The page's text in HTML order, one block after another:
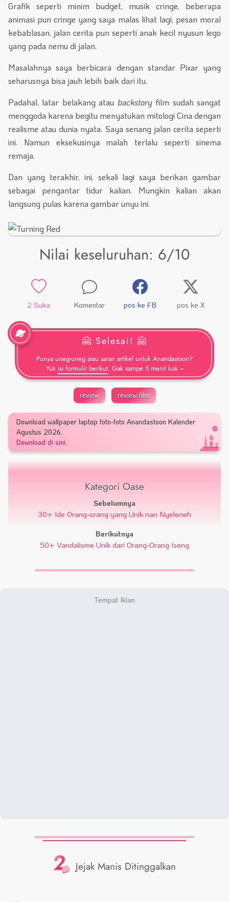
Grafik seperti minim budget, musik cringe, beberapa
animasi pun cringe yang saya malas lihat lagi, pesan moral
kebablasan, jalan cerita pun seperti anak kecil nyusun lego
yang pada nemu di jalan.
Masalahnya saya berbicara dengan standar Pixar yang
seharusnya bisa jauh lebih baik dari itu.
Padahal, latar belakang atau backstoryfilm sudah sangat
menggoda karena begitu menyatukan mitologi Cina dengan
realisme atau dunia nyata. Saya senang jalan cerita seperti
ini. Namun eksekusinya malah terlalu seperti sinema
remaja.
Dan yang terakhir, ini, sekali lagi saya berikan gambar
sebagai pengantar tidur kalian. Mungkin kalian akan
langsung pulas karena gambar unyu ini.
Nilai keseluruhan: 6/10
2 Suka Komentar pos ke FB pos ke X
🤗 Selesai! 🤗
Punya uneg-uneg atau saran artikel untuk Anandastoon?
Yuk isi formulir berikut. Gak sampe 5 menit kok ~
review review film
Download wallpaper laptop foto-foto Anandastoon Kalender
Agustus 2026.
Download di sini.
Kategori Oase
Sebelumnya
30+ Ide Orang-orang yang Unik nan Nyeleneh
Berikutnya
50+ Vandalisme Unik dari Orang-Orang Iseng
2 Jejak Manis Ditinggalkan